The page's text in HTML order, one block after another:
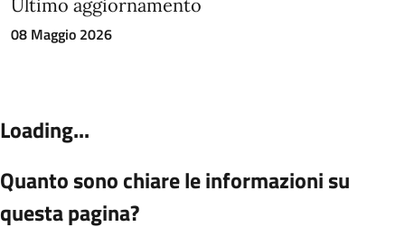
presso i seggi in qualità di Scrutatore,
Segretario o Presidente, senza che sia più
attraverso l'introduzione di modalità
prevedono la possibilità di accesso libero,
venerdì, affiancato alla gestione delle
Ultimo aggiornamento
08 Maggio 2026